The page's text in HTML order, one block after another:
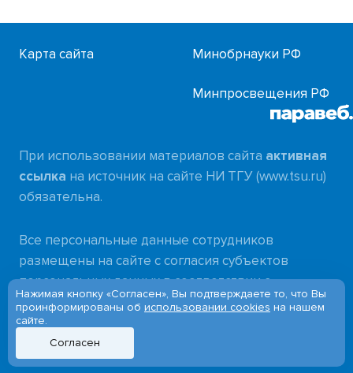
Карта сайта Минобрнауки РФ
Минпросвещения РФ
При использовании материалов сайта активная
ссылка на источник на сайте НИ ТГУ (www.tsu.ru)
обязательна.
Все персональные данные сотрудников
размещены на сайте с согласия субъектов
персональных данных в соответствии с
требованиями
Федерального закона от 27.07.2006 № 152-ФЗ
«О персональных данных»
Нажимая кнопку «Согласен», Вы подтверждаете то, что Вы
проинформированы об использовании cookies на нашем
сайте.
Согласен